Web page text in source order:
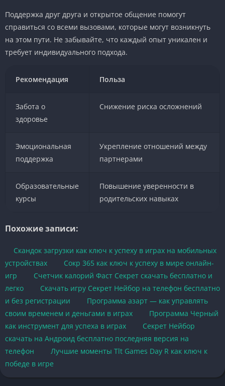
Поддержка друг друга и открытое общение помогут
справиться со всеми вызовами, которые могут возникнуть
на этом пути. Не забывайте, что каждый опыт уникален и
требует индивидуального подхода.
Рекомендация Польза
Забота о
здоровье
Снижение риска осложнений
Эмоциональная
поддержка
Укрепление отношений между
партнерами
Образовательные
курсы
Повышение уверенности в
родительских навыках
Похожие записи:
Скандок загрузки как ключ к успеху в играх на мобильных
устройствах
Сокр 365 как ключ к успеху в мире онлайн-
игр
Счетчик калорий Фаст Секрет скачать бесплатно и
легко
Скачать игру Секрет Нейбор на телефон бесплатно
и без регистрации
Программа азарт — как управлять
своим временем и деньгами в играх
Программа Черный
как инструмент для успеха в играх
Секрет Нейбор
скачать на Андроид бесплатно последняя версия на
телефон
Лучшие моменты Tlt Games Day R как ключ к
победе в игре